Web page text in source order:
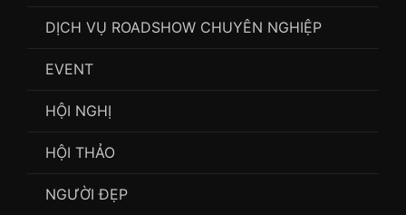
DỊCH VỤ ROADSHOW CHUYÊN NGHIỆP
EVENT
HỘI NGHỊ
HỘI THẢO
NGƯỜI ĐẸP